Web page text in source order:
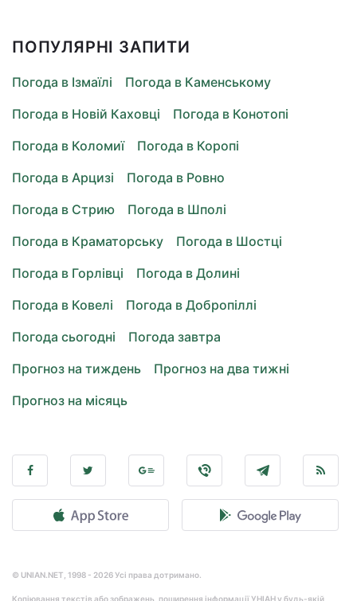
ПОПУЛЯРНІ ЗАПИТИ
Погода в Ізмаїлі
Погода в Каменському
Погода в Новій Каховці
Погода в Конотопі
Погода в Коломиї
Погода в Коропі
Погода в Арцизі
Погода в Ровно
Погода в Стрию
Погода в Шполі
Погода в Краматорську
Погода в Шостці
Погода в Горлівці
Погода в Долині
Погода в Ковелі
Погода в Добропіллі
Погода сьогодні
Погода завтра
Прогноз на тиждень
Прогноз на два тижні
Прогноз на місяць
© UNIAN.NET, 1998 - 2026 Усі права дотримано.
Копіювання текстів або зображень, поширення інформації УНІАН у будь-якій